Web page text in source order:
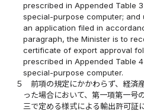
prescribed in Appended Table
special-purpose computer; and
an application filed in
paragraph, the Minister is to
certificate of export approval
prescribed in Appended Table
special-purpose computer.
５
前項の規定にかかわらず、経済
った場合において、第一項第一号
三で定める様式による輸出許可証